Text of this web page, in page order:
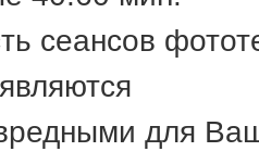
сеансов
для